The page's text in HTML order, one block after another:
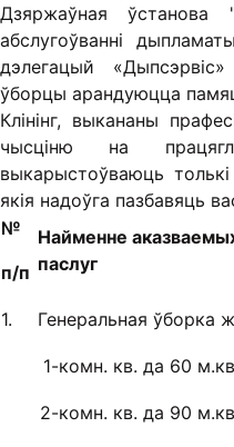
Дзяржаўная ўстанова
абслугоўванні
дэлегацый
ўборцы арандуюцца
Клінінг, выкананы
чысціню на
выкарыстоўваюць
якія надоўга пазбавяць
№
п/п
Найменне
паслуг
1. Генеральная ўборка
1-комн. кв. да 60 м.кв
2-комн. кв. да 90